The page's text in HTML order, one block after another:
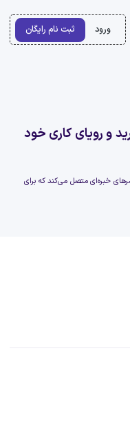
ورود ثبت نام رایگان
و رویای کاری خود
خبره‌ای متصل می‌کند که برای